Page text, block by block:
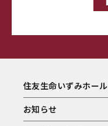
住友生命いずみホール
お知らせ